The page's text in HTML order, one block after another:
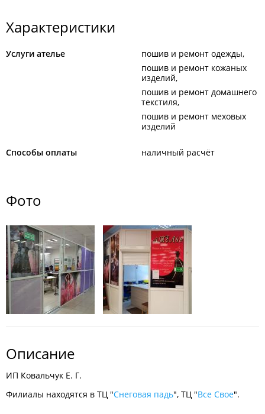
Характеристики
Услуги ателье
пошив и ремонт одежды
пошив и ремонт кожаных
изделий
пошив и ремонт домашнего
текстиля
пошив и ремонт меховых
изделий
Способы оплаты наличный расчёт
Фото
Описание
ИП Ковальчук Е. Г.
Филиалы находятся в ТЦ "Снеговая падь", ТЦ "Все Свое".